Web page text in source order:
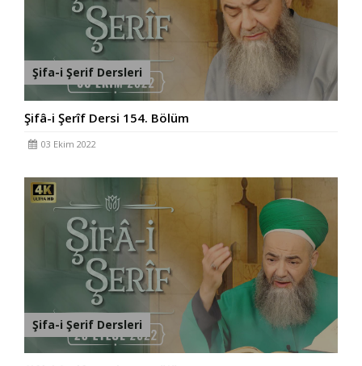
Şifa-i Şerif Dersleri
Şifâ-i Şerîf Dersi 154. Bölüm
03 Ekim 2022
Şifa-i Şerif Dersleri